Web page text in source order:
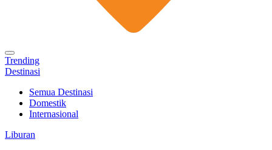
Trending
Destinasi
Semua Destinasi
Domestik
Internasional
Liburan